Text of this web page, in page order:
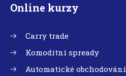
Online kurzy
Carry trade
Komoditní spready
Automatické obchodování